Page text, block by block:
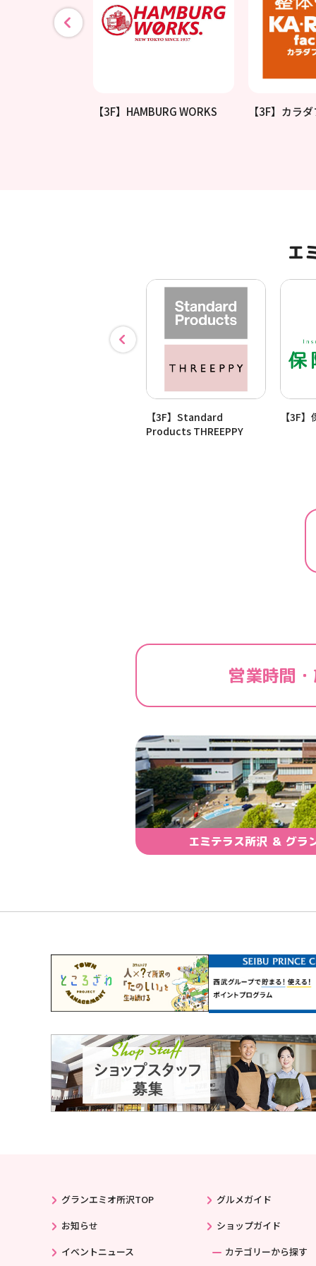
【3F】HAMBURG WORKS 【3F】カラ
エ
【3F】Standard
Products THREEPPY
【3F
営業時間
エミテラス所沢 ＆ グラ
グランエミオ所沢TOP
お知らせ
イベントニュース
グルメガイド
ショップガイド
カテゴリーから探す